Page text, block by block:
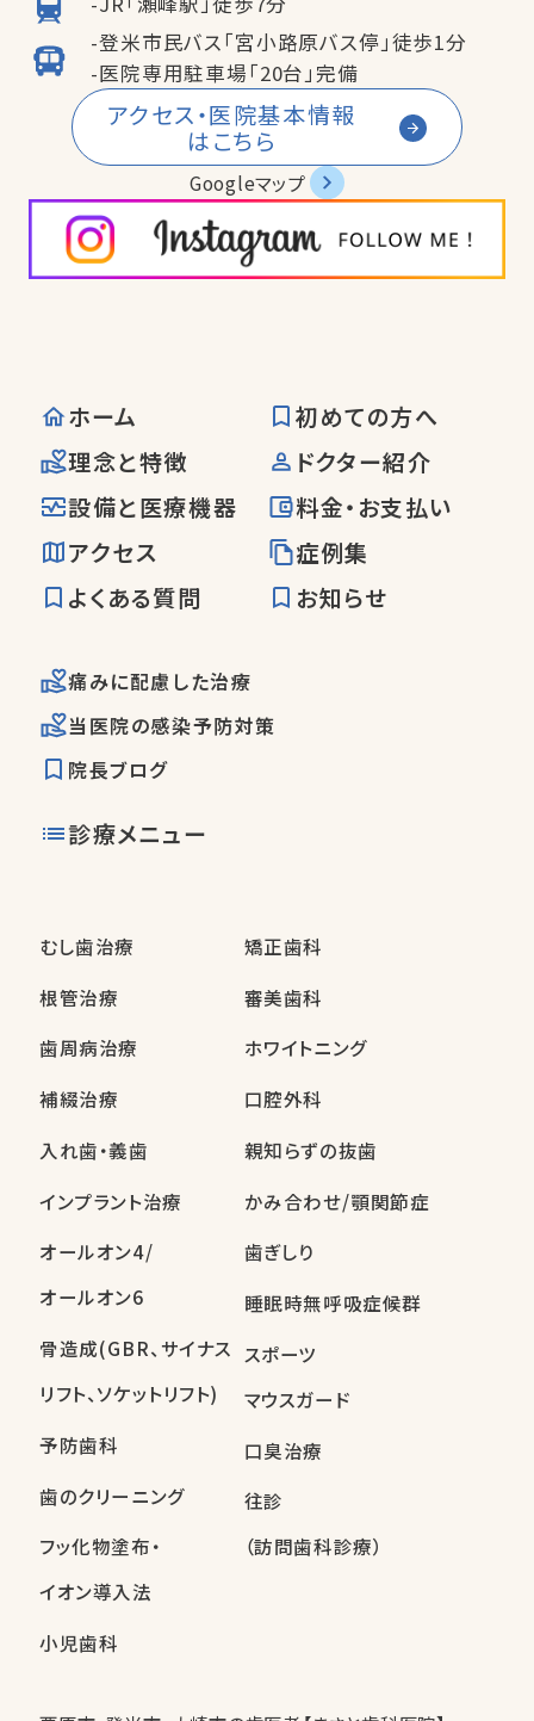
-登米市民バス「宮小路原バス停」徒歩1分
-医院専用駐車場「20台」完備
アクセス・医院基本情報
はこちら
Googleマップ
ホーム
初めての方へ
理念と特徴
ドクター紹介
設備と医療機器
料金・お支払い
アクセス
症例集
よくある質問
お知らせ
痛みに配慮した治療
当医院の感染予防対策
院長ブログ
診療メニュー
むし歯治療
根管治療
歯周病治療
補綴治療
入れ歯・義歯
インプラント治療
オールオン4/
オールオン6
骨造成(GBR、サイナス
リフト、ソケットリフト)
予防歯科
歯のクリーニング
フッ化物塗布・
イオン導入法
小児歯科
矯正歯科
審美歯科
ホワイトニング
口腔外科
親知らずの抜歯
かみ合わせ/顎関節症
歯ぎしり
睡眠時無呼吸症候群
スポーツ
マウスガード
口臭治療
往診
（訪問歯科診療）